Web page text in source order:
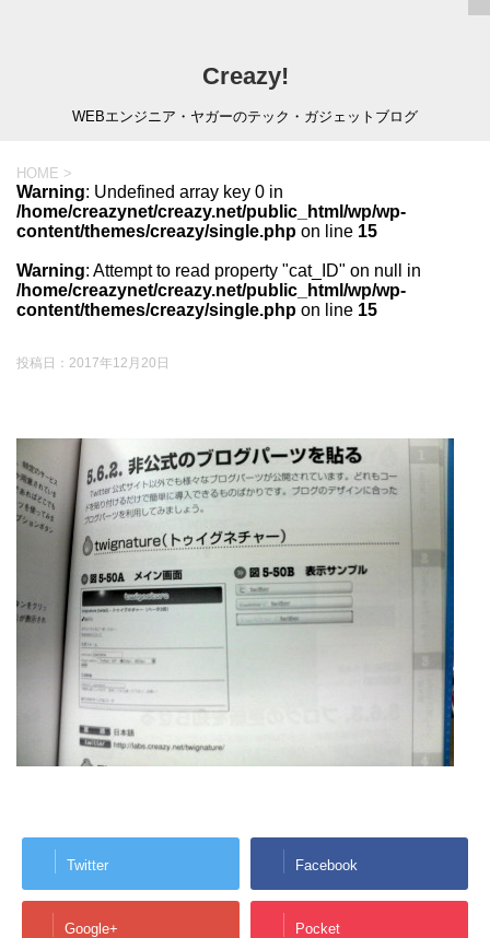
Creazy!
WEBエンジニア・ヤガーのテック・ガジェットブログ
HOME >
Warning: Undefined array key 0 in
/home/creazynet/creazy.net/public_html/wp/wp-
content/themes/creazy/single.php on line 15
Warning: Attempt to read property "cat_ID" on null in
/home/creazynet/creazy.net/public_html/wp/wp-
content/themes/creazy/single.php on line 15
投稿日： 2017年12月20日
Twitter Facebook
Google+ Pocket